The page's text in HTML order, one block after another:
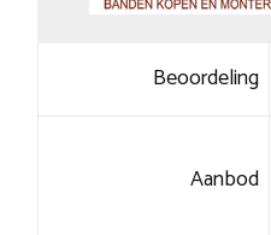
Beoordeling
Aanbod